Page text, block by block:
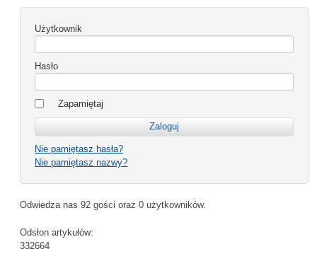
Użytkownik
Hasło
Zapamiętaj
Nie pamiętasz hasła?
Nie pamiętasz nazwy?
Odwiedza nas 92 gości oraz 0 użytkowników.
Odsłon artykułów:
332664